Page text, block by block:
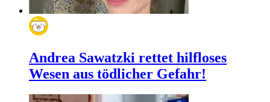
Andrea Sawatzki rettet hilfloses
Wesen aus tödlicher Gefahr!